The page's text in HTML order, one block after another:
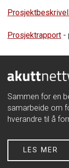
Prosjektrapport -
Sammen for en
samarbeide om
hverandre til å
LES MER